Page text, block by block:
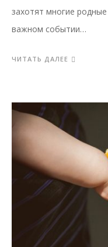
захотят многие
важном событии…
ЧИТАТЬ ДАЛЕЕ